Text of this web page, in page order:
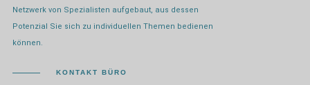
Netzwerk von Spezialisten aufgebaut, aus dessen
Potenzial Sie sich zu individuellen Themen bedienen
können.
KONTAKT BÜRO